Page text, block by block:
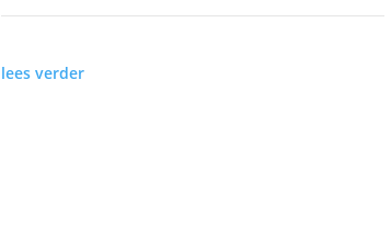
lees verder